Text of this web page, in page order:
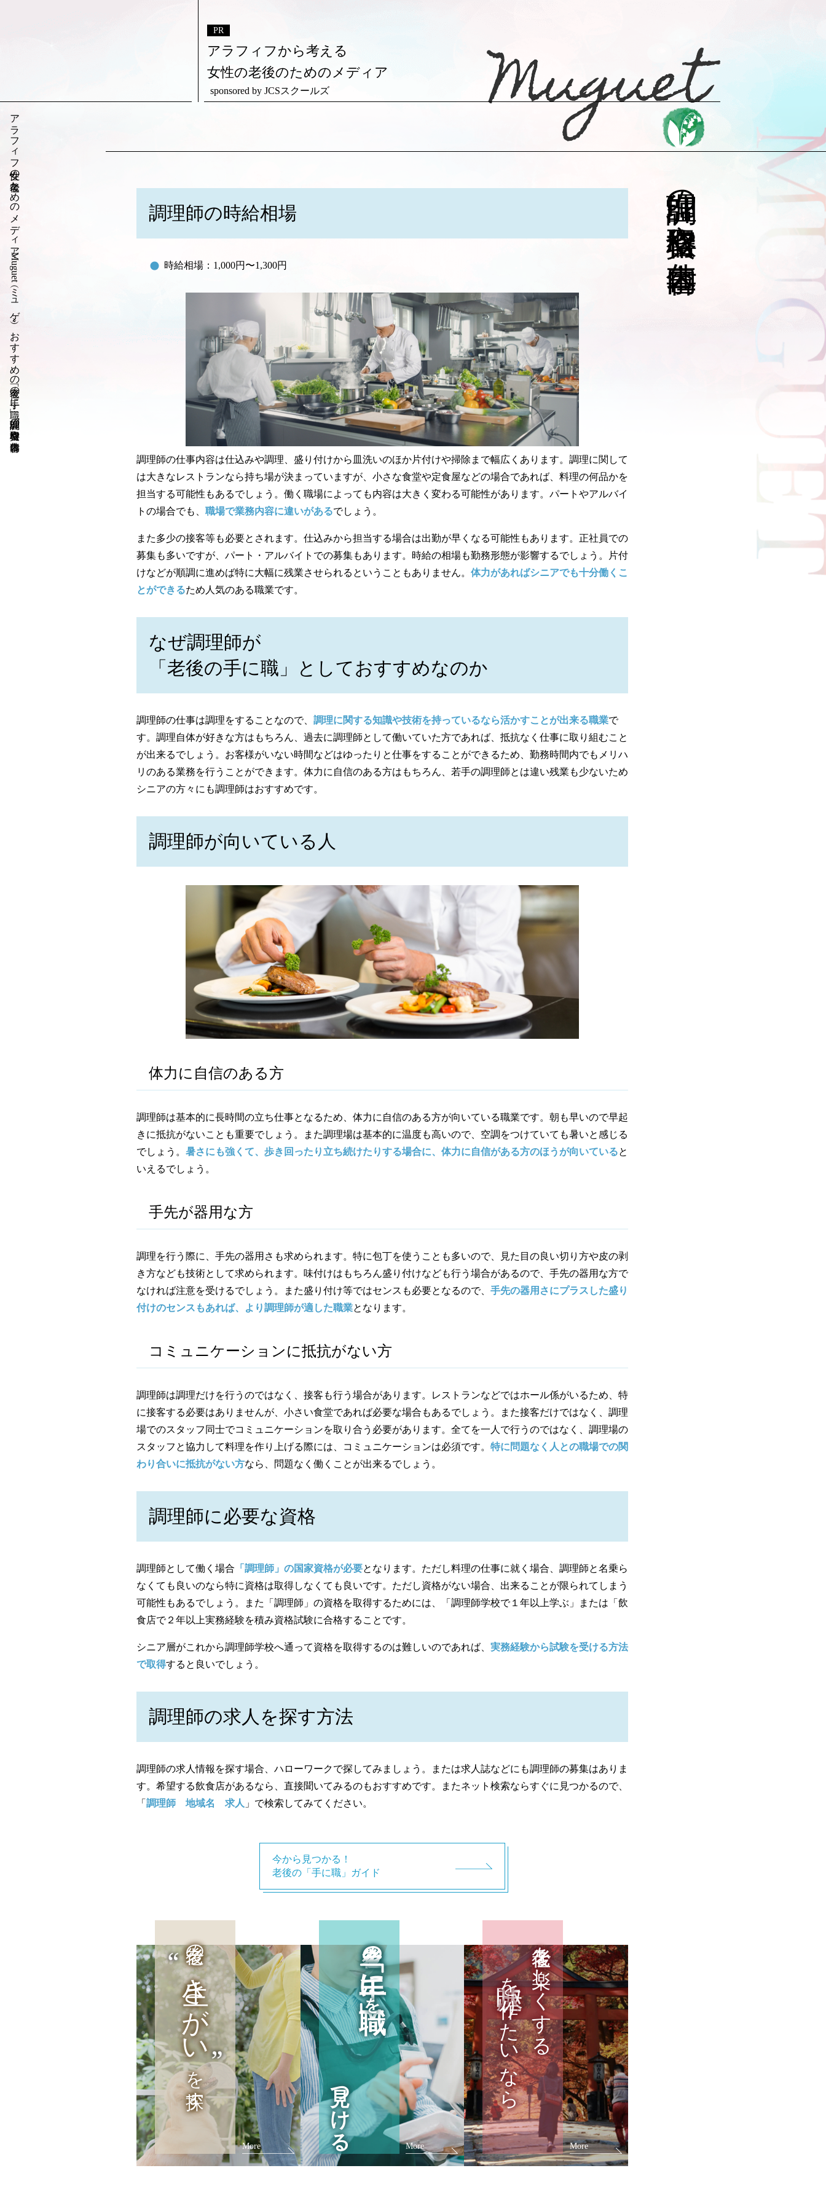
アラフィフから考える
女性の老後のためのメディア
sponsored by JCSスクールズ
アラフィフ女性の老後ためのメディア・Muguet（ミュゲ）
»
おすすめの「老後の手に職」
»
調理師の資格取得や仕事内容
調理師の資格取得や仕事内容
調理師の時給相場
時給相場：1,000円〜1,300円
調理師の仕事内容は仕込みや調理、盛り付けから皿洗いのほか片付けや掃除まで幅広くあります。調理に関して
は大きなレストランなら持ち場が決まっていますが、小さな食堂や定食屋などの場合であれば、料理の何品かを
担当する可能性もあるでしょう。働く職場によっても内容は大きく変わる可能性があります。パートやアルバイ
トの場合でも、 職場で業務内容に違いがあるでしょう。
また多少の接客等も必要とされます。仕込みから担当する場合は出勤が早くなる可能性もあります。正社員での
募集も多いですが、パート・アルバイトでの募集もあります。時給の相場も勤務形態が影響するでしょう。片付
けなどが順調に進めば特に大幅に残業させられるということもありません。 体力があればシニアでも十分働くこ
とができるため人気のある職業です。
なぜ調理師が
「老後の手に職」としておすすめなのか
調理師の仕事は調理をすることなので、 調理に関する知識や技術を持っているなら活かすことが出来る職業で
す。調理自体が好きな方はもちろん、過去に調理師として働いていた方であれば、抵抗なく仕事に取り組むこと
が出来るでしょう。お客様がいない時間などはゆったりと仕事をすることができるため、勤務時間内でもメリハ
リのある業務を行うことができます。体力に自信のある方はもちろん、若手の調理師とは違い残業も少ないため
シニアの方々にも調理師はおすすめです。
調理師が向いている人
体力に自信のある方
調理師は基本的に長時間の立ち仕事となるため、体力に自信のある方が向いている職業です。朝も早いので早起
きに抵抗がないことも重要でしょう。また調理場は基本的に温度も高いので、空調をつけていても暑いと感じる
でしょう。 暑さにも強くて、歩き回ったり立ち続けたりする場合に、体力に自信がある方のほうが向いていると
いえるでしょう。
手先が器用な方
調理を行う際に、手先の器用さも求められます。特に包丁を使うことも多いので、見た目の良い切り方や皮の剥
き方なども技術として求められます。味付けはもちろん盛り付けなども行う場合があるので、手先の器用な方で
なければ注意を受けるでしょう。また盛り付け等ではセンスも必要となるので、 手先の器用さにプラスした盛り
付けのセンスもあれば、より調理師が適した職業となります。
コミュニケーションに抵抗がない方
調理師は調理だけを行うのではなく、接客も行う場合があります。レストランなどではホール係がいるため、特
に接客する必要はありませんが、小さい食堂であれば必要な場合もあるでしょう。また接客だけではなく、調理
場でのスタッフ同士でコミュニケーションを取り合う必要があります。全てを一人で行うのではなく、調理場の
スタッフと協力して料理を作り上げる際には、コミュニケーションは必須です。 特に問題なく人との職場での関
わり合いに抵抗がない方なら、問題なく働くことが出来るでしょう。
調理師に必要な資格
調理師として働く場合 「調理師」の国家資格が必要となります。ただし料理の仕事に就く場合、調理師と名乗ら
なくても良いのなら特に資格は取得しなくても良いです。ただし資格がない場合、出来ることが限られてしまう
可能性もあるでしょう。また「調理師」の資格を取得するためには、「調理師学校で１年以上学ぶ」または「飲
食店で２年以上実務経験を積み資格試験に合格することです。
シニア層がこれから調理師学校へ通って資格を取得するのは難しいのであれば、 実務経験から試験を受ける方法
で取得すると良いでしょう。
調理師の求人を探す方法
調理師の求人情報を探す場合、ハローワークで探してみましょう。または求人誌などにも調理師の募集はありま
す。希望する飲食店があるなら、直接聞いてみるのもおすすめです。またネット検索ならすぐに見つかるので、
「 調理師 地域名 求人 」で検索してみてください。
今から見つかる！
老後の「手に職」ガイド
老後の
生きがい
を探す
More
老後の
「手に職」
を
見つける
More
老後を楽しくする
を作りたいなら
More